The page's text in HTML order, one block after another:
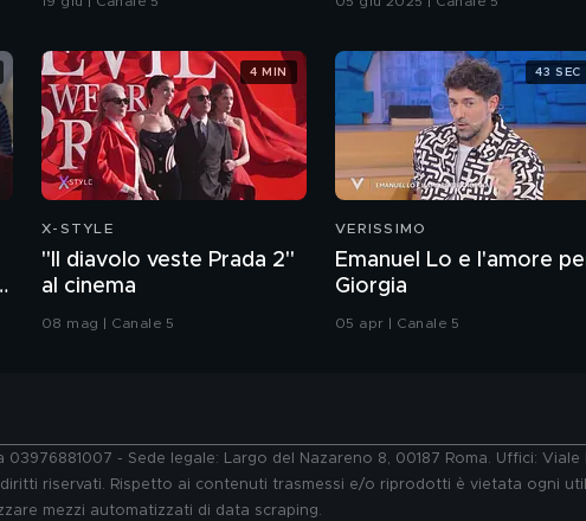
X-STYLE
"Il diavolo veste Prada 2"
al cinema
08 mag | Canale 5
4 MIN
VERISSIMO
Emanuel Lo e l'amore
Giorgia
05 apr | Canale 5
43 SEC
03976881007 - Sede legale: Largo del Nazareno 8, 00187 Roma. Uffici:
riservati. Rispetto ai contenuti trasmessi e/o riprodotti è vietata ogni
mezzi automatizzati di data scraping.